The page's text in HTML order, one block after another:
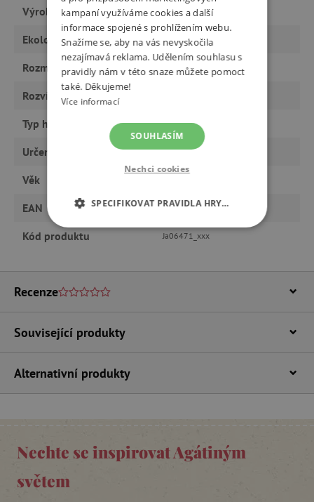
Výrobce Janod
Ekologický výrobek ano
Rozměry 27,5 x 9,3 x 11,5 cm
Rozvíjí
Typ hračky hračky
Určeno pro kluka
Věk
EAN Ja06471_xxx
Kód produktu Ja06471_xxx
Recenze
Související produkty
Alternativní produkty
Nechte se inspirovat Agátiným
světem
kampaní využíváme cookies a další
informace spojené s prohlížením webu.
Snažíme se, aby na vás nevyskočila
nezajímavá reklama. Udělením souhlasu s
pravidly nám v této snaze můžete pomoct
také. Děkujeme!
Více informací
SOUHLASÍM
Nechci cookies
SPECIFIKOVAT PRAVIDLA HRY…
NEZBYTNĚ NUTNÉ COOKIES
MARKETINGOVÉ COOKIES
FUNKČNÍ SOUBORY
Marketingové cookies
Nezbytně nutné soubory cookie umožňují
přihlášení uživatele a správa účtu. Webové